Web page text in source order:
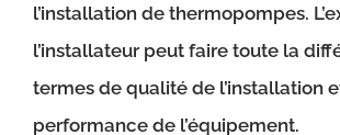
l’installation de thermopompes.
l’installateur peut faire toute la
termes de qualité de l’installation
performance de l’équipement.